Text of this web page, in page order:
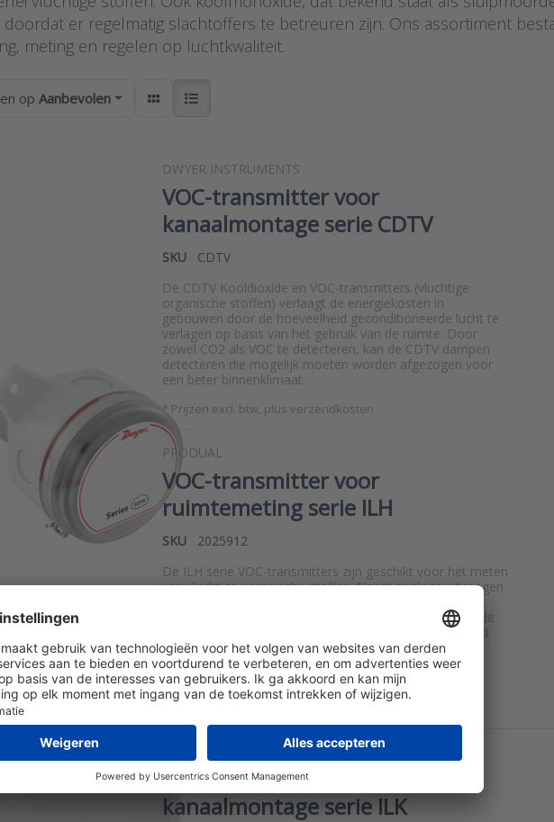
doordat er regelmatig slachtoffers te betreuren zijn. Ons assortiment
meting en regelen op luchtkwaliteit.
op Aanbevolen
DWYER INSTRUMENTS
VOC-transmitter voor
kanaalmontage serie CDTV
SKU
CDTV
De CDTV Kooldioxide en VOC-transmitters (vluchtige
organische stoffen) verlaagt de energiekosten in
gebouwen door de hoeveelheid geconditioneerde lucht te
verlagen op basis van het gebruik van de ruimte. Door
zowel CO2 als VOC te detecteren, kan de CDTV dampen
detecteren die mogelijk moeten worden afgezogen voor
een beter binnenklimaat.
* Prijzen excl. btw, plus verzendkosten
PRODUAL
VOC-transmitter voor
ruimtemeting serie ILH
SKU
2025912
De ILH serie VOC-transmitters zijn geschikt voor het meten
van vluchtige organische stoffen. Naast analoge uitgangen
ingebouwde PI-regelaar voor het direct aansturen van de
ventilatie met een 0-10V signaal. De ILH serie is geschikt
voor wandmontage en optioneel ook leverbaar met
display, 3-kleuren statuslampjes, geïntegreerde
luchtvochtigheidssen…
VOC-transmitter voor
kanaalmontage serie ILK